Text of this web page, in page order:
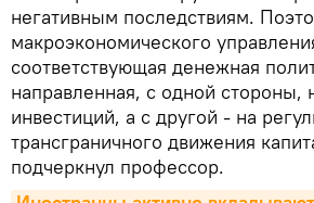
негативным последствиям.
макроэкономического
соответствующая денежная
направленная, с одной стороны,
инвестиций, а с другой - на
трансграничного движения
подчеркнул профессор.